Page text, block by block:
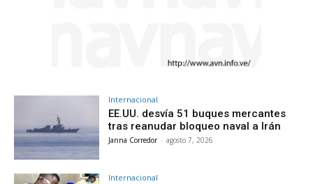
Internacional
EE.UU. desvía 51 buques mercantes
tras reanudar bloqueo naval a Irán
Janna Corredor - agosto 7, 2026
Internacional